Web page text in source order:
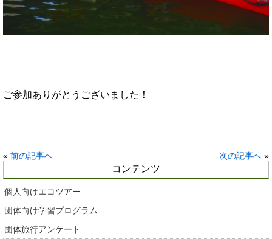
ご参加ありがとうございました！
« 前の記事へ 次の記事へ »
コンテンツ
個人向けエコツアー
団体向け学習プログラム
団体旅行アンケート